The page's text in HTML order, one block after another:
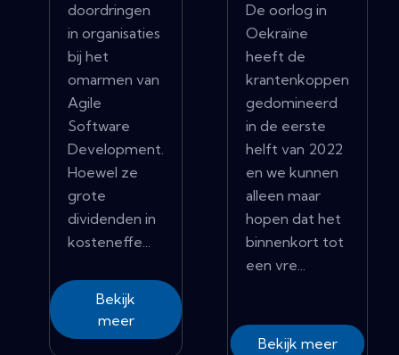
doordringen
in organisaties
bij het
omarmen van
Agile
Software
Development.
Hoewel ze
grote
dividenden in
kosteneffe...
Bekijk
meer
De oorlog in
Oekraïne
heeft de
krantenkoppen
gedomineerd
in de eerste
helft van 2022
en we kunnen
alleen maar
hopen dat het
binnenkort tot
een vre...
Bekijk meer